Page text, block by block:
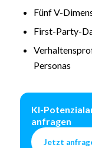
Fünf V-
First-Party-
Personas
KI-
anfragen
Jetzt